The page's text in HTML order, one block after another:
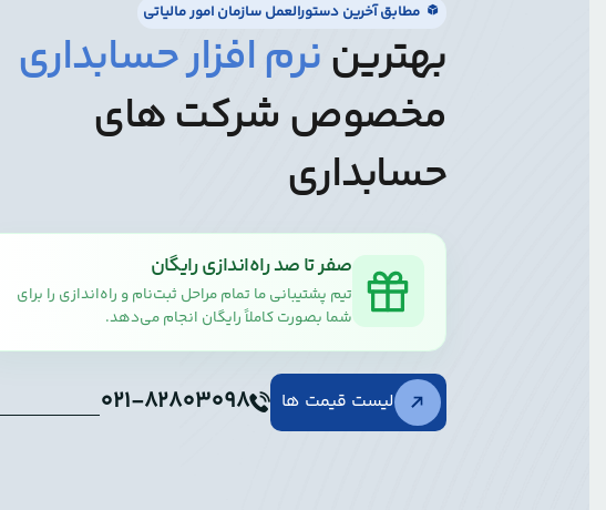
مطابق آخرین دستورالعمل سازمان امور مالیاتی
بهتریننرم افزار حسابداری
مخصوص شرکت های
حسابداری
صفر تا صد راه‌اندازی رایگان
تیم پشتیبانی ما تمام مراحل ثبت‌نام و راه‌اندازی را برای
شما بصورت کاملاً رایگان انجام می‌دهد.
لیست قیمت ها 021-82803098